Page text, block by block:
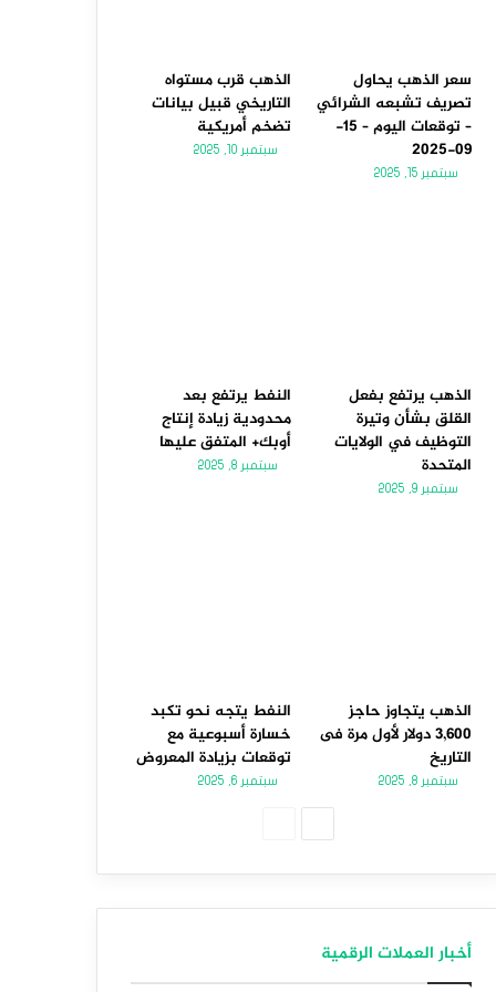
سعر الذهب يحاول
تصريف تشبعه الشرائي
– توقعات اليوم – 15-
09-2025
سبتمبر 15, 2025
الذهب قرب مستواه
التاريخي قبيل بيانات
تضخم أمريكية
سبتمبر 10, 2025
الذهب يرتفع بفعل
القلق بشأن وتيرة
التوظيف في الولايات
المتحدة
سبتمبر 9, 2025
النفط يرتفع بعد
محدودية زيادة إنتاج
أوبك+ المتفق عليها
سبتمبر 8, 2025
الذهب يتجاوز حاجز
3,600 دولار لأول مرة فى
التاريخ
سبتمبر 8, 2025
النفط يتجه نحو تكبد
خسارة أسبوعية مع
توقعات بزيادة المعروض
سبتمبر 6, 2025
أخبار العملات الرقمية